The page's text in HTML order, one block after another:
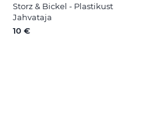
Storz & Bickel - Plastikust
Jahvataja
10 €